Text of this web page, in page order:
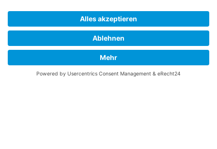
Datenschutz|Login
© Wilhelm-August-Lay-Schule Bötzingen 2026, Custom Design by
Webdesign Schreiber